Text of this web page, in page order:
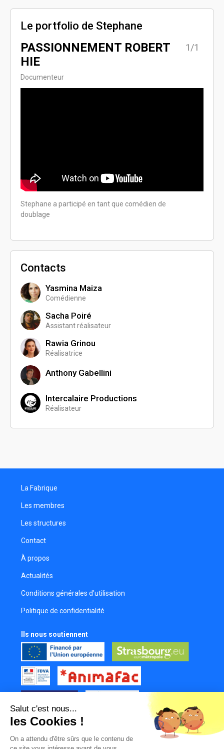
Le portfolio de Stephane
PASSIONNEMENT ROBERT
HIE
Documenteur
1/1
Stephane a participé en tant que comédien de
doublage
Contacts
Yasmina Maiza
Comédienne
Sacha Poiré
Assistant réalisateur
Rawia Grinou
Réalisatrice
Anthony Gabellini
Intercalaire Productions
Réalisateur
La Fabrique
Les membres
Les structures
Contact
À propos
Actualités
Conditions générales d'utilisation
Politique de confidentialité
Ils nous soutiennent
Tous nos partenaires
Mur des contributeurs
Salut c'est nous...
les Cookies !
On a attendu d'être sûrs que le contenu de